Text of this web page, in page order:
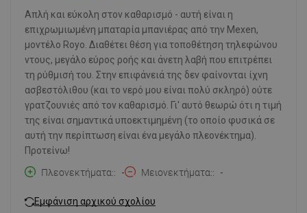
Απλή και εύκολη στον καθαρισμό - αυτή είναι η
επιχρωμιωμένη μπαταρία μπανιέρας από την Mexen,
μοντέλο Royo. Διαθέτει θέση για τοποθέτηση τηλεφώνου
ντους, μεγάλο εύρος ροής και άνετη λαβή που επιτρέπει
τη ρύθμισή του. Στην επιφάνειά της δεν φαίνονται ίχνη
ασβεστόλιθου (και το νερό μου είναι πολύ σκληρό) ούτε
γρατζουνιές από τον καθαρισμό. Γι' αυτό θεωρώ ότι η τιμή
της είναι σημαντικά υποεκτιμημένη (το οποίο φυσικά σε
αυτή την περίπτωση είναι ένα μεγάλο πλεονέκτημα).
Προτείνω!
Πλεονεκτήματα:
- Μειονεκτήματα: -
Εμφάνιση αρχικού σχολίου